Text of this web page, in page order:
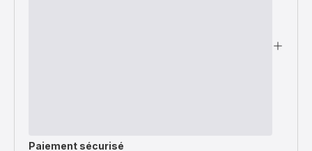
Paiement sécurisé